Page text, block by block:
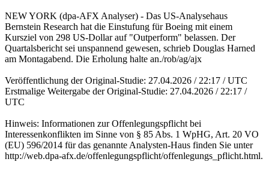
NEW YORK (dpa-AFX Analyser) - Das US-Analysehaus
Bernstein Research hat die Einstufung für Boeing mit einem
Kursziel von 298 US-Dollar auf "Outperform" belassen. Der
Quartalsbericht sei unspannend gewesen, schrieb Douglas Harned
am Montagabend. Die Erholung halte an./rob/ag/ajx
Veröffentlichung der Original-Studie: 27.04.2026 / 22:17 / UTC
Erstmalige Weitergabe der Original-Studie: 27.04.2026 / 22:17 /
UTC
Hinweis: Informationen zur Offenlegungspflicht bei
Interessenkonflikten im Sinne von § 85 Abs. 1 WpHG, Art. 20 VO
(EU) 596/2014 für das genannte Analysten-Haus finden Sie unter
http://web.dpa-afx.de/offenlegungspflicht/offenlegungs_pflicht.html.